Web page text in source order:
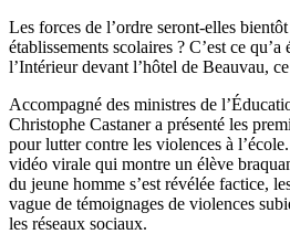
Les forces de l’ordre seront-elles
établissements scolaires ? C’est ce
l’Intérieur devant l’hôtel de Beauvau,
Accompagné des ministres de
Christophe Castaner a présenté les
pour lutter contre les violences à
vidéo virale qui montre un élève
du jeune homme s’est révélée factice,
vague de témoignages de violences
les réseaux sociaux.